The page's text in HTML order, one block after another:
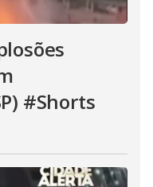
#Shorts